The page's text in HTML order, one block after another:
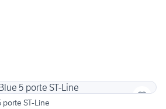
porte ST-Line